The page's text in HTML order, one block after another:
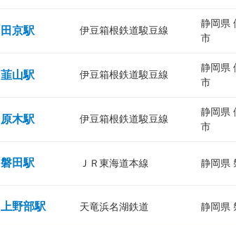
田京駅 伊豆箱根鉄道駿豆線
静岡県
市
韮山駅 伊豆箱根鉄道駿豆線
静岡県
市
原木駅 伊豆箱根鉄道駿豆線
静岡県
市
磐田駅 ＪＲ東海道本線 静岡県
上野部駅 天竜浜名湖鉄道 静岡県